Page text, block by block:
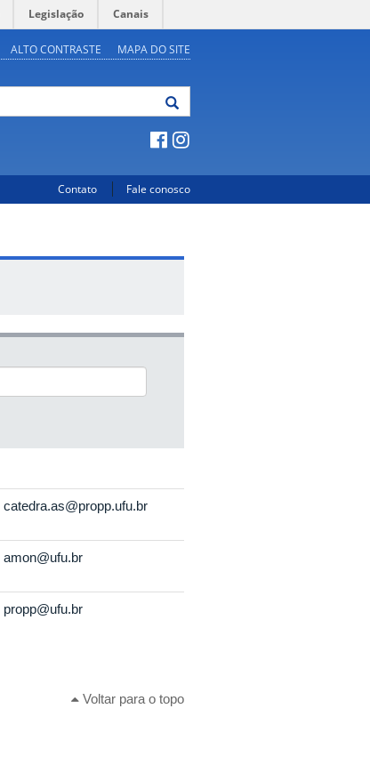
Legislação Canais
ALTO CONTRASTE MAPA DO SITE
Contato Fale conosco
catedra.as@propp.ufu.br
amon@ufu.br
propp@ufu.br
Voltar para o topo